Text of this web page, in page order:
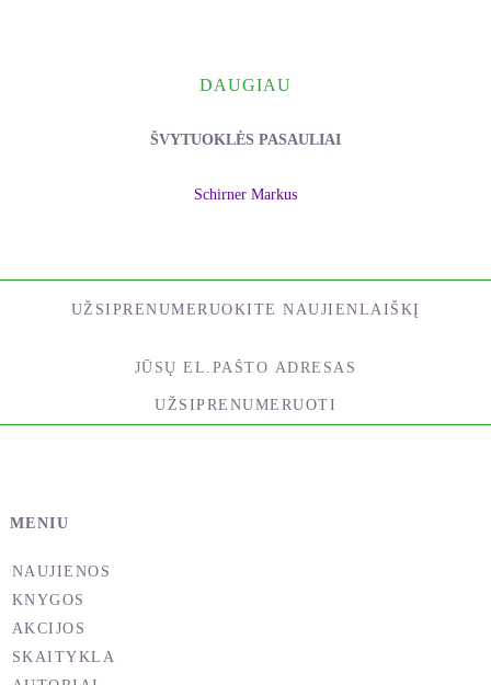
DAUGIAU
ŠVYTUOKLĖS PASAULIAI
Schirner Markus
UŽSIPRENUMERUOKITE NAUJIENLAIŠKĮ
UŽSIPRENUMERUOTI
MENIU
NAUJIENOS
KNYGOS
AKCIJOS
SKAITYKLA